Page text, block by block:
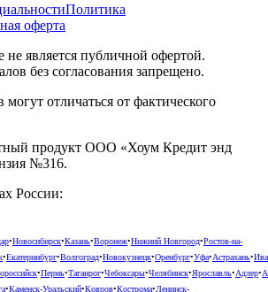
Политика
оферта
является публичной офертой.
без согласования запрещено.
отличаться от фактического
продукт ООО «Хоум Кредит энд
№316.
России:
•Новосибирск•Казань•Воронеж•Нижний Новгород•Ростов-на-
•Екатеринбург•Волгоград•Новокузнецк•Оренбург•Уфа•Астрахань•
•Пермь•Таганрог•Чебоксары•Челябинск•Ярославль•Адлер•
•Каменск-Уральский•Ковров•Кострома•Ленинск-